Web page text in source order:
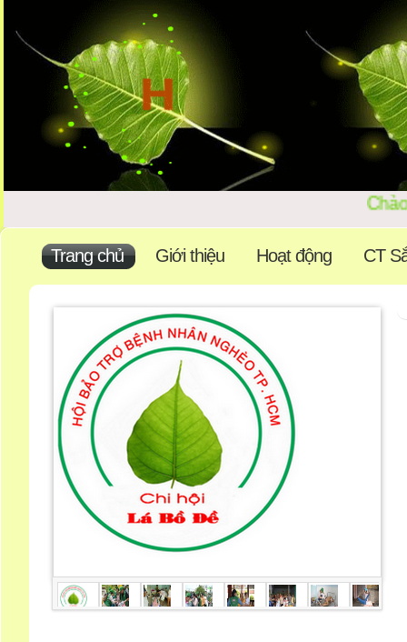
Trang chủ Giới thiệu Hoạt động CT